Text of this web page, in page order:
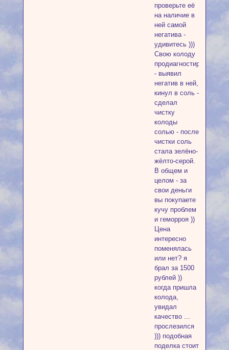
проверьте её
на наличие в
ней самой
негатива -
удивитесь )))
Свою колоду
продиагностировал
- выявил
негатив в ней,
кинул в соль -
сделал
чистку
колоды
солью - после
чистки соль
стала зелёно-
жёлто-серой.
В общем и
целом - за
свои деньги
вы покупаете
кучу проблем
и геморроя ))
Цена
интересно
поменялась
или нет? я
брал за 1500
рублей ))
когда пришла
колода,
увидал
качество ...
прослезился
))) подобная
поделка стоит